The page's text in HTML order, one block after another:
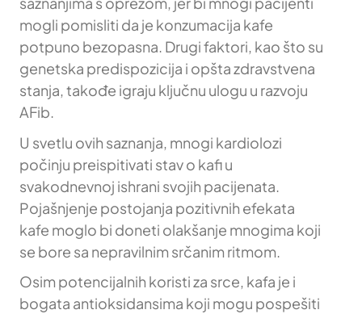
mogli pomisliti da je konzumacija kafe
potpuno bezopasna. Drugi faktori, kao što su
genetska predispozicija i opšta zdravstvena
stanja, takođe igraju ključnu ulogu u razvoju
AFib.
U svetlu ovih saznanja, mnogi kardiolozi
počinju preispitivati stav o kafi u
svakodnevnoj ishrani svojih pacijenata.
Pojašnjenje postojanja pozitivnih efekata
kafe moglo bi doneti olakšanje mnogima koji
se bore sa nepravilnim srčanim ritmom.
Osim potencijalnih koristi za srce, kafa je i
bogata antioksidansima koji mogu pospešiti